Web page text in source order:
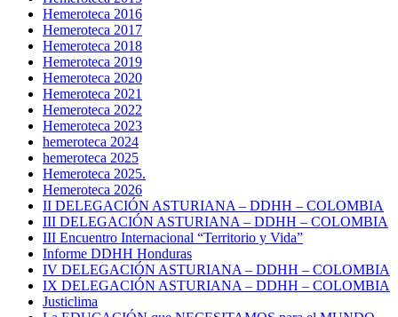
Hemeroteca 2016
Hemeroteca 2017
Hemeroteca 2018
Hemeroteca 2019
Hemeroteca 2020
Hemeroteca 2021
Hemeroteca 2022
Hemeroteca 2023
hemeroteca 2024
hemeroteca 2025
Hemeroteca 2025.
Hemeroteca 2026
II DELEGACIÓN ASTURIANA – DDHH – COLOMBIA
III DELEGACIÓN ASTURIANA – DDHH – COLOMBIA
III Encuentro Internacional “Territorio y Vida”
Informe DDHH Honduras
IV DELEGACIÓN ASTURIANA – DDHH – COLOMBIA
IX DELEGACIÓN ASTURIANA – DDHH – COLOMBIA
Justiclima